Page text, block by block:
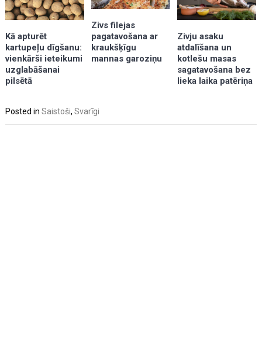
Kā apturēt
kartupeļu dīgšanu:
vienkārši ieteikumi
uzglabāšanai
pilsētā
Zivs filejas
pagatavošana ar
kraukšķīgu
mannas garoziņu
Zivju asaku
atdalīšana un
kotlešu masas
sagatavošana bez
lieka laika patēriņa
Posted inSaistoši,Svarīgi